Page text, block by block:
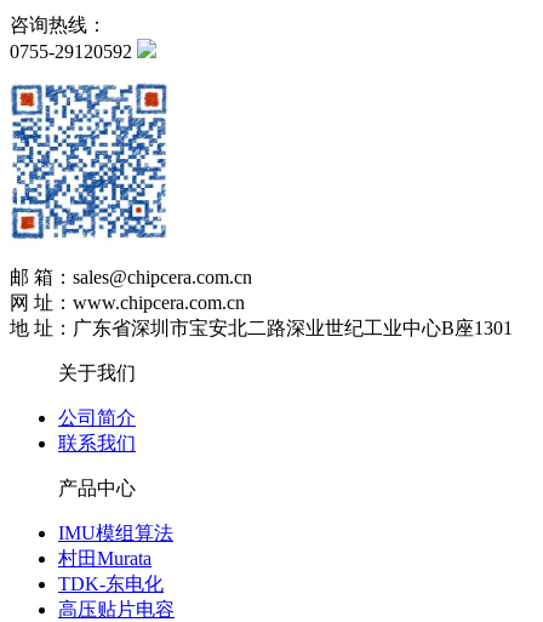
咨询热线：
0755-29120592
邮 箱：sales@chipcera.com.cn
网 址：www.chipcera.com.cn
地 址：广东省深圳市宝安北二路深业世纪工业中心B座1301
关于我们
公司简介
联系我们
产品中心
IMU模组算法
村田Murata
TDK-东电化
高压贴片电容